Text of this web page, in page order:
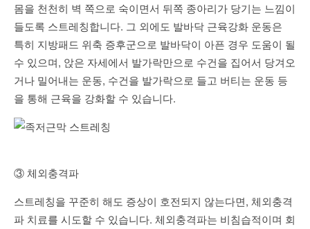
몸을 천천히 벽 쪽으로 숙이면서 뒤쪽 종아리가 당기는 느낌이
들도록 스트레칭합니다. 그 외에도 발바닥 근육강화 운동은
특히 지방패드 위축 증후군으로 발바닥이 아픈 경우 도움이 될
수 있으며, 앉은 자세에서 발가락만으로 수건을 집어서 당겨오
거나 밀어내는 운동, 수건을 발가락으로 들고 버티는 운동 등
을 통해 근육을 강화할 수 있습니다.
③ 체외충격파
스트레칭을 꾸준히 해도 증상이 호전되지 않는다면, 체외충격
파 치료를 시도할 수 있습니다. 체외충격파는 비침습적이며 회